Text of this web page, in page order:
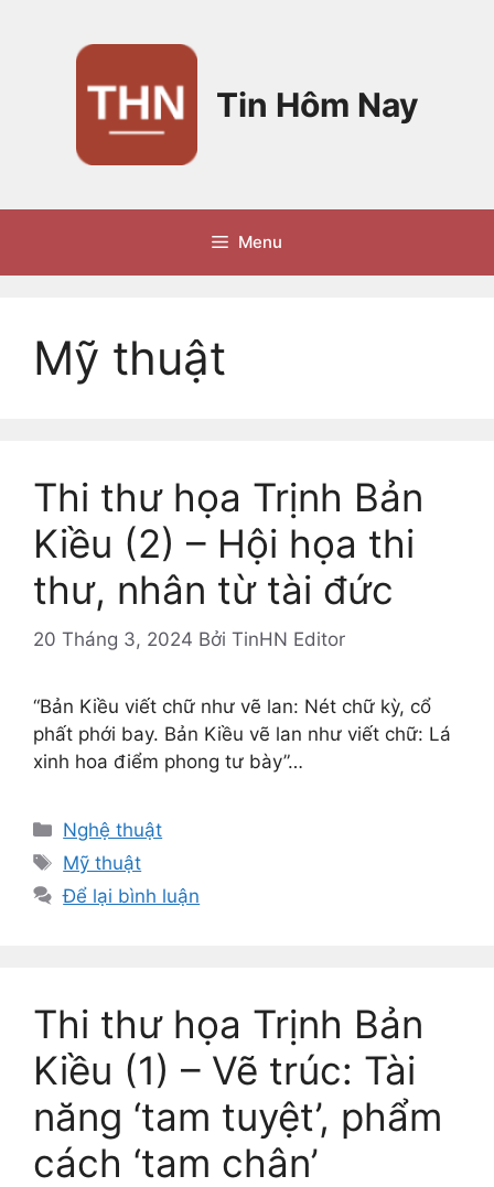
Tin Hôm Nay
Menu
Mỹ thuật
Thi thư họa Trịnh Bản
Kiều (2) – Hội họa thi
thư, nhân từ tài đức
20 Tháng 3, 2024 Bởi TinHN Editor
“Bản Kiều viết chữ như vẽ lan: Nét chữ kỳ, cổ
phất phới bay. Bản Kiều vẽ lan như viết chữ: Lá
xinh hoa điểm phong tư bày”…
Danh
mục
Nghệ thuật
Thẻ
Mỹ thuật
Để lại bình luận
Thi thư họa Trịnh Bản
Kiều (1) – Vẽ trúc: Tài
năng ‘tam tuyệt’, phẩm
cách ‘tam chân’